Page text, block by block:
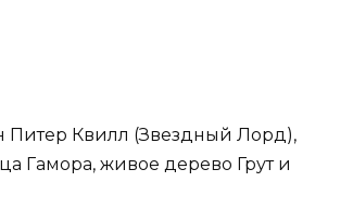
Питер Квилл (Звездный Лорд),
Гамора, живое дерево Грут и